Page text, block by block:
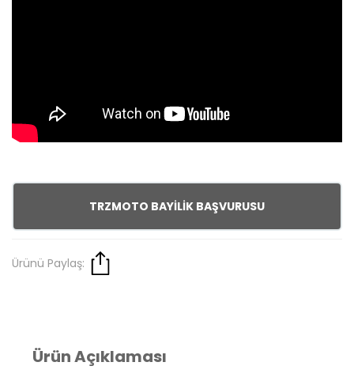
TRZMOTO BAYİLİK BAŞVURUSU
Ürünü Paylaş:
Ürün Açıklaması